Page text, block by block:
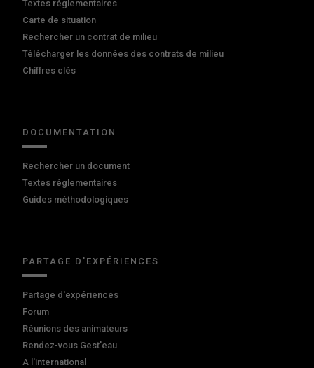
Textes réglementaires
Carte de situation
Rechercher un contrat de milieu
Télécharger les données des contrats de milieu
Chiffres clés
DOCUMENTATION
Rechercher un document
Textes réglementaires
Guides méthodologiques
PARTAGE D'EXPÉRIENCES
Partage d'expériences
Forum
Réunions des animateurs
Rendez-vous Gest'eau
A l'international